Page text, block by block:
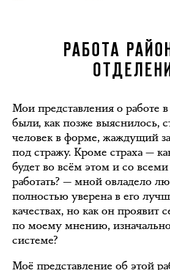
РАБОТА
Мои представления о работе
были, как позже выяснилось,
человек в форме, жаждущий
под стражу. Кроме страха —
будет во всём этом и со
работать? — мной овладело
полностью уверена в его
качествах, но как он проявит
по моему мнению,
системе?
Моё представление об этой